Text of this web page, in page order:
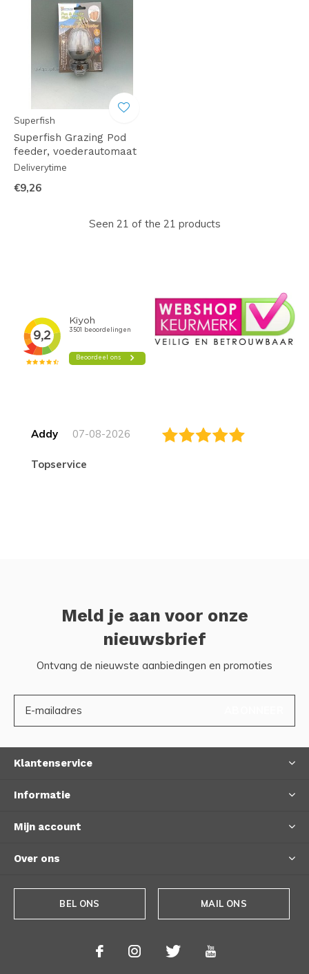
Superfish
Superfish Grazing Pod
feeder, voederautomaat
Deliverytime
€9,26
Seen 21 of the 21 products
Addy 07-08-2026
topservice
Meld je aan voor onze
nieuwsbrief
Ontvang de nieuwste aanbiedingen en promoties
Klantenservice
Informatie
Mijn account
Over ons
BEL ONS MAIL ONS